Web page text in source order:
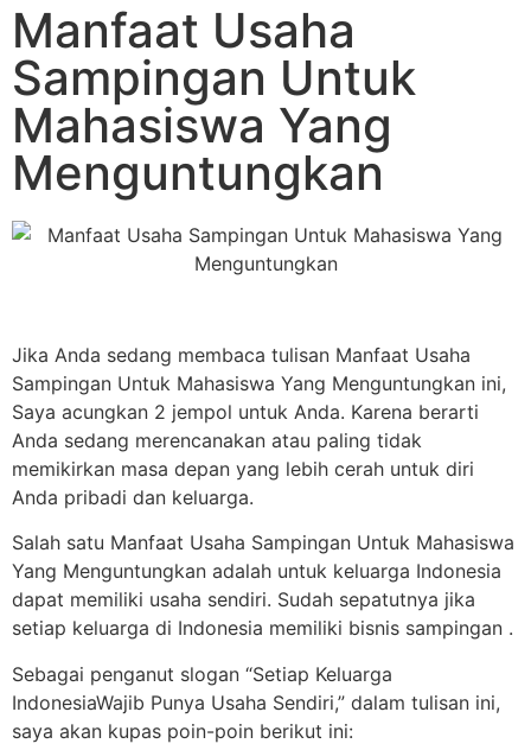
Manfaat Usaha
Sampingan Untuk
Mahasiswa Yang
Menguntungkan
Jika Anda sedang membaca tulisan Manfaat Usaha
Sampingan Untuk Mahasiswa Yang Menguntungkan ini,
Saya acungkan 2 jempol untuk Anda. Karena berarti
Anda sedang merencanakan atau paling tidak
memikirkan masa depan yang lebih cerah untuk diri
Anda pribadi dan keluarga.
Salah satu Manfaat Usaha Sampingan Untuk Mahasiswa
Yang Menguntungkan adalah untuk keluarga Indonesia
dapat memiliki usaha sendiri. Sudah sepatutnya jika
setiap keluarga di Indonesia memiliki bisnis sampingan .
Sebagai penganut slogan “Setiap Keluarga
IndonesiaWajib Punya Usaha Sendiri,” dalam tulisan ini,
saya akan kupas poin-poin berikut ini: